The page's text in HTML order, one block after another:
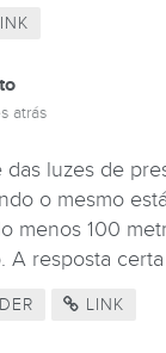
atrás
das luzes de
o mesmo
menos 100
A resposta
LINK